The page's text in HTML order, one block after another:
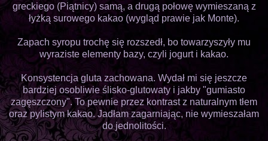
greckiego (Piątnicy) samą, a drugą połowę wymieszaną z
łyżką surowego kakao (wygląd prawie jak Monte).
Zapach syropu trochę się rozszedł, bo towarzyszyły mu
wyraziste elementy bazy, czyli jogurt i kakao.
Konsystencja gluta zachowana. Wydał mi się jeszcze
bardziej osobliwie ślisko-glutowaty i jakby "gumiasto
zagęszczony". To pewnie przez kontrast z naturalnym tłem
oraz pylistym kakao. Jadłam zagarniając, nie wymieszałam
do jednolitości.